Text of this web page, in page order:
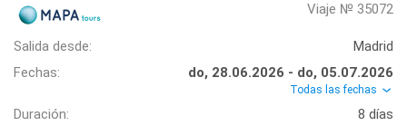
Viaje № 35072
Salida desde:
Madrid
Fechas:
do, 28.06.2026 - do, 05.07.2026
Todas las fechas
Duración:
8 días